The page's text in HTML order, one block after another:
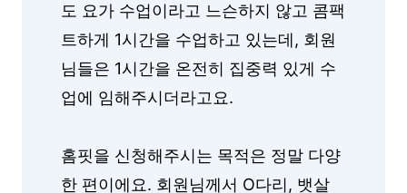
도 요가 수업이라고 느슨하지 않고 콤팩
트하게 1시간을 수업하고 있는데, 회원
님들은 1시간을 온전히 집중력 있게 수
업에 임해주시더라고요.
홈핏을 신청해주시는 목적은 정말 다양
한 편이에요. 회원님께서 O다리, 뱃살